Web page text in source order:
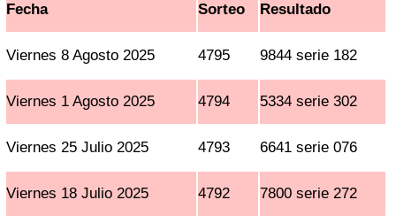
Fecha Sorteo Resultado
Viernes 8 Agosto 2025 4795 9844 serie 182
Viernes 1 Agosto 2025 4794 5334 serie 302
Viernes 25 Julio 2025 4793 6641 serie 076
Viernes 18 Julio 2025 4792 7800 serie 272